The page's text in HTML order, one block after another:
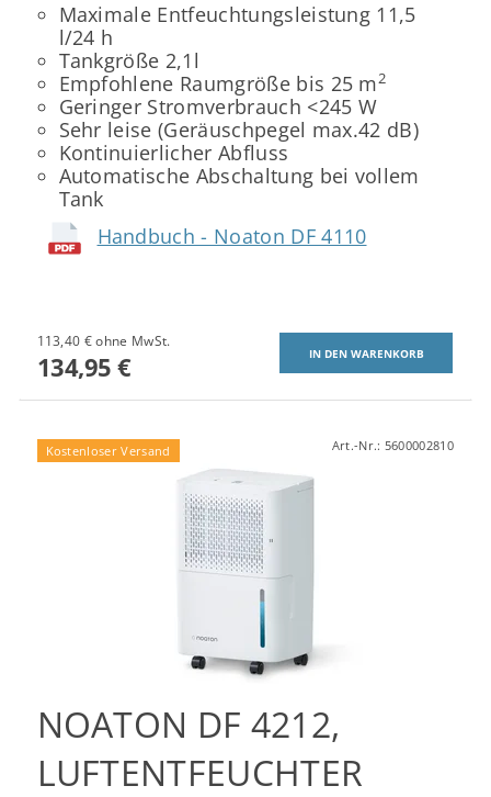
Maximale Entfeuchtungsleistung 11,5
l/24 h
Tankgröße 2,1l
Empfohlene Raumgröße bis 25 m2
Geringer Stromverbrauch <245 W
Sehr leise (Geräuschpegel max.42 dB)
Kontinuierlicher Abfluss
Automatische Abschaltung bei vollem
Tank
Handbuch - Noaton DF 4110
113,40 € ohne MwSt.
134,95 €
Kostenloser Versand Art.-Nr.: 5600002810
NOATON DF 4212,
LUFTENTFEUCHTER